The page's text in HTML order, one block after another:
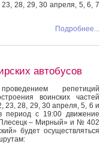
28, 29, 30 апреля, 5, 6, 7
Подробнее...
автобусов
репетиций
воинских частей
23, 28, 29, 30 апреля, 5, 6 и
с 19:00 движение
– Мирный» и № 402
будет осуществляться